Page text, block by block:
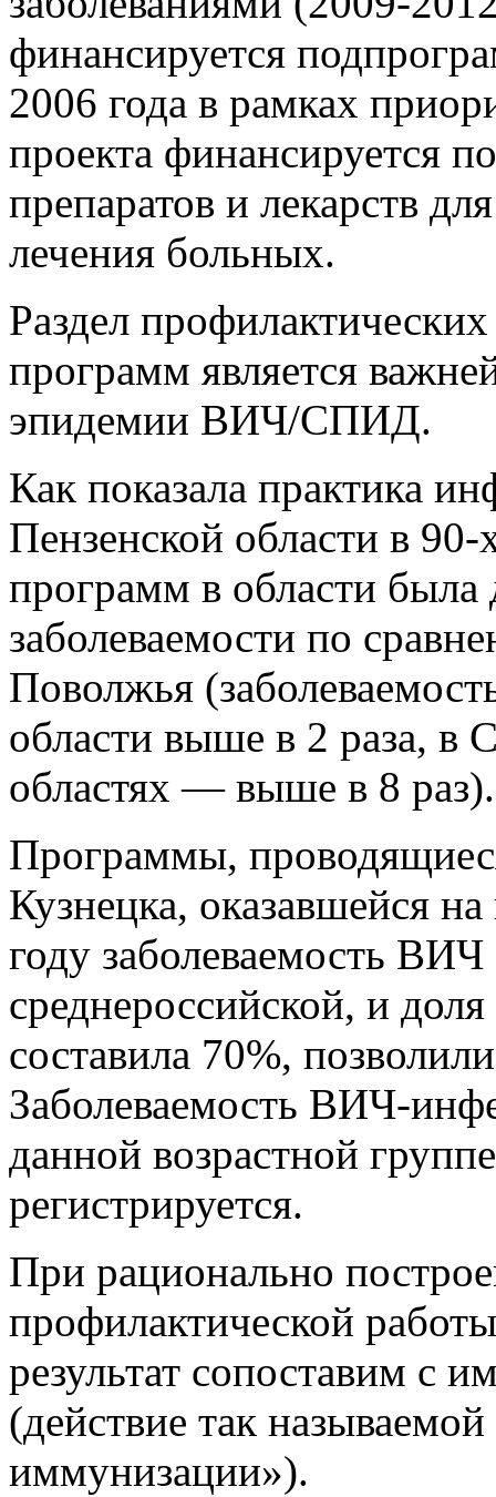
финансируется
2006 года в рамках
проекта финансируется
препаратов и лекарств
лечения больных.
Раздел
программ является
эпидемии ВИЧ/СПИД.
Как показала практика
Пензенской области в
программ в области была
заболеваемости по
Поволжья
области выше в 2 раза, в
областях — выше в 8 раз).
Программы,
Кузнецка, оказавшейся
году заболеваемость
среднероссийской, и
составила 70%,
Заболеваемость ВИЧ-
данной возрастной
регистрируется.
При рационально
профилактической
результат сопоставим с
(действие так
иммунизации»).